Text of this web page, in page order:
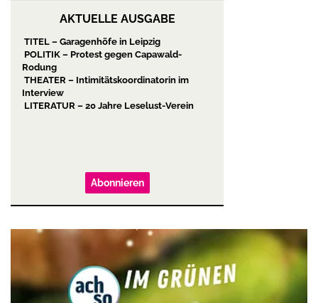
AKTUELLE AUSGABE
TITEL – Garagenhöfe in Leipzig
POLITIK – Protest gegen Capawald-
Rodung
THEATER – Intimitätskoordinatorin im
Interview
LITERATUR – 20 Jahre Leselust-Verein
Abonnieren